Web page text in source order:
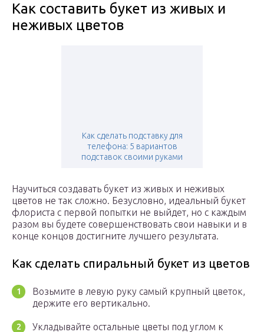
Как составить букет из живых и
неживых цветов
Как сделать подставку для
телефона: 5 вариантов
подставок своими руками
Научиться создавать букет из живых и неживых
цветов не так сложно. Безусловно, идеальный букет
флориста с первой попытки не выйдет, но с каждым
разом вы будете совершенствовать свои навыки и в
конце концов достигните лучшего результата.
Как сделать спиральный букет из цветов
Возьмите в левую руку самый крупный цветок,
держите его вертикально.
Укладывайте остальные цветы под углом к